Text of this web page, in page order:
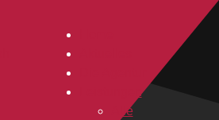
Leistungen
Alle